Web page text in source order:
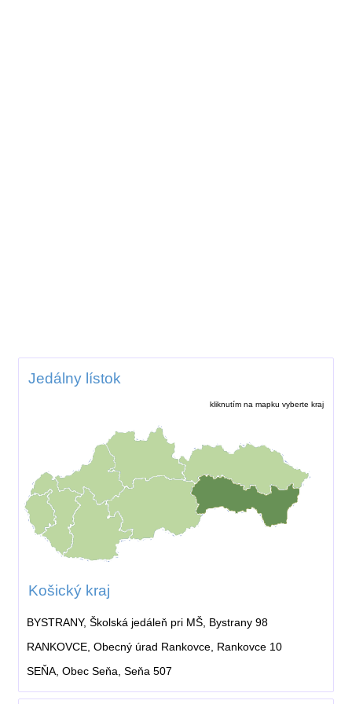
Jedálny lístok
kliknutím na mapku vyberte kraj
Košický kraj
BYSTRANY, Školská jedáleň pri MŠ, Bystrany 98
RANKOVCE, Obecný úrad Rankovce, Rankovce 10
SEŇA, Obec Seňa, Seňa 507